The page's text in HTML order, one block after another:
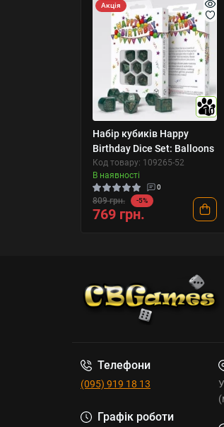
Акція
10
Набір кубиків Happy
Birthday Dice Set: Balloons
Код товару: 109265-52
В наявності
0
809 грн. -5%
769 грн.
Телефони
(095) 919 18 13
Графік роботи